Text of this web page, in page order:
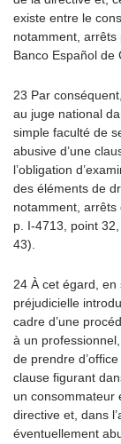
existe entre le
notamment, arrêts
Banco Español de
23 Par
au juge national
simple faculté de
abusive d’une
l’obligation
des éléments de
notamment, arrêts
p. I-4713, point
43).
24 À cet égard,
préjudicielle
cadre d’une
à un
de prendre
clause figurant
un consommateur
directive et, dans
éventuellement